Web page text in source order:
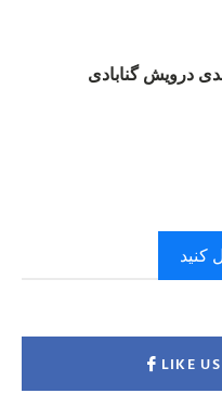
درویش گنابادی
کنید
LIKE